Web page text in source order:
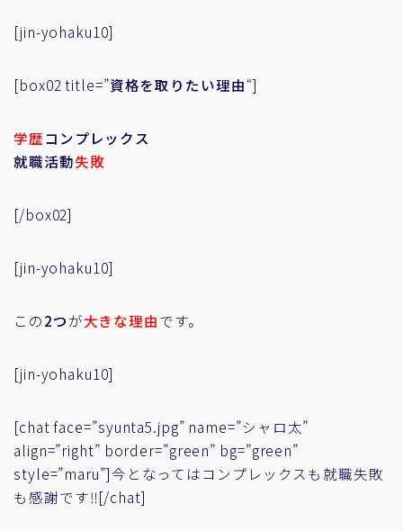
[jin-yohaku10]
[box02 title=”資格を取りたい理由“]
学歴コンプレックス
就職活動失敗
[/box02]
[jin-yohaku10]
この2つが大きな理由です。
[jin-yohaku10]
[chat face=”syunta5.jpg” name=”シャロ太”
align=”right” border=”green” bg=”green”
style=”maru”]今となってはコンプレックスも就職失敗
も感謝です‼[/chat]